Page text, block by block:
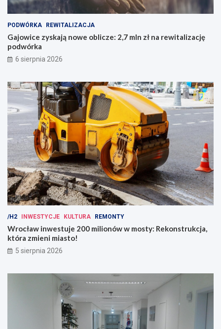
PODWÓRKA REWITALIZACJA
Gajowice zyskają nowe oblicze: 2,7 mln zł na rewitalizację
podwórka
6 sierpnia 2026
/H2 INWESTYCJE KULTURA REMONTY
Wrocław inwestuje 200 milionów w mosty: Rekonstrukcja,
która zmieni miasto!
5 sierpnia 2026